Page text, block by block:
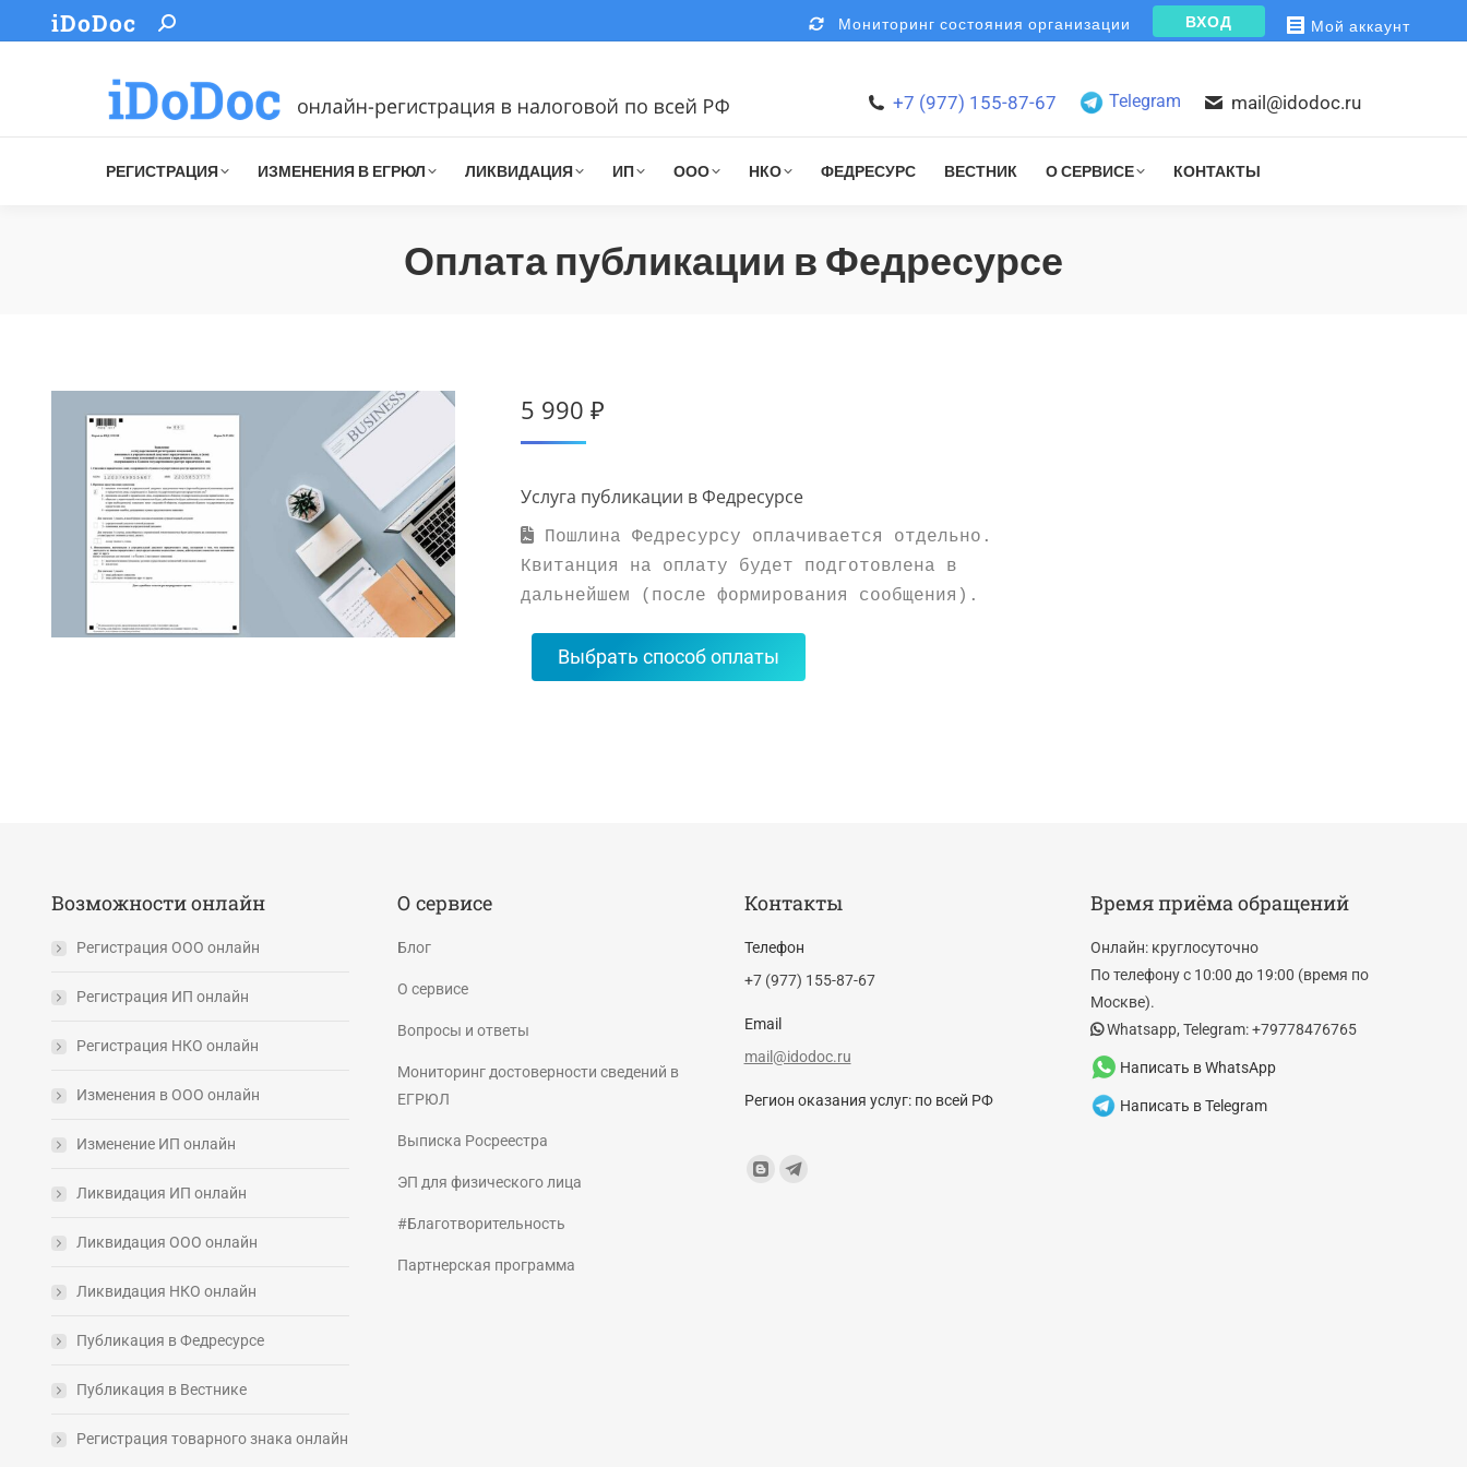
iDoDoc Search: Мониторинг состояния организации ВХОД Мой аккаунт
+7 (977) 155-87-67 Telegram mail@idodoc.ru
РЕГИСТРАЦИЯ ИЗМЕНЕНИЯ В ЕГРЮЛ ЛИКВИДАЦИЯ ИП ООО НКО ФЕДРЕСУРС ВЕСТНИК О СЕРВИСЕ КОНТАКТЫ
Оплата публикации в Федресурсе
5 990 ₽
Услуга публикации в Федресурсе
Пошлина Федресурсу оплачивается отдельно.
Квитанция на оплату будет подготовлена в
Выбрать способ оплаты
Возможности онлайн
Регистрация ООО онлайн
Регистрация ИП онлайн
Регистрация НКО онлайн
Изменения в ООО онлайн
Изменение ИП онлайн
Ликвидация ИП онлайн
Ликвидация ООО онлайн
Ликвидация НКО онлайн
Публикация в Федресурсе
Публикация в Вестнике
Регистрация товарного знака онлайн
О сервисе
Блог
О сервисе
Вопросы и ответы
Мониторинг достоверности сведений в
ЕГРЮЛ
Выписка Росреестра
ЭП для физического лица
#Благотворительность
Партнерская программа
Контакты
Телефон
+7 (977) 155-87-67
Email
mail@idodoc.ru
Регион оказания услуг: по всей РФ
Find us on:
BloggerTelegram
Время приёма обращений
Онлайн: круглосуточно
По телефону с 10:00 до 19:00 (время по
Москве).
Whatsapp, Telegram: +79778476765
Написать в WhatsApp
Написать в Telegram